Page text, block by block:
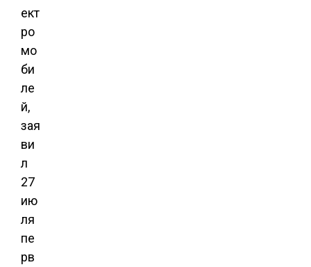
ект
ро
мо
би
ле
й,
зая
ви
л
27
ию
ля
пе
рв